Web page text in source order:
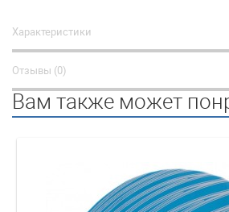
Характеристики
Отзывы (0)
Вам также может